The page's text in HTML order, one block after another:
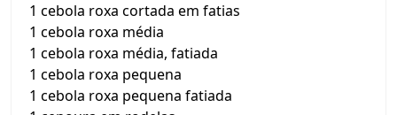
1 cebola roxa cortada em fatias
1 cebola roxa média
1 cebola roxa média, fatiada
1 cebola roxa pequena
1 cebola roxa pequena fatiada